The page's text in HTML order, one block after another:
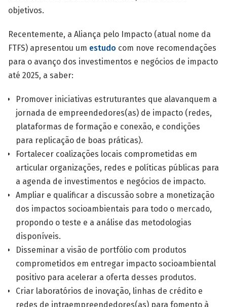
objetivos.
Recentemente, a Aliança pelo Impacto (atual nome da
FTFS) apresentou um estudo com nove recomendações
para o avanço dos investimentos e negócios de impacto
até 2025, a saber:
Promover iniciativas estruturantes que alavanquem a
jornada de empreendedores(as) de impacto (redes,
plataformas de formação e conexão, e condições
para replicação de boas práticas).
Fortalecer coalizações locais comprometidas em
articular organizações, redes e políticas públicas para
a agenda de investimentos e negócios de impacto.
Ampliar e qualificar a discussão sobre a monetização
dos impactos socioambientais para todo o mercado,
propondo o teste e a análise das metodologias
disponíveis.
Disseminar a visão de portfólio com produtos
comprometidos em entregar impacto socioambiental
positivo para acelerar a oferta desses produtos.
Criar laboratórios de inovação, linhas de crédito e
redes de intraempreendedores(as) para fomento à